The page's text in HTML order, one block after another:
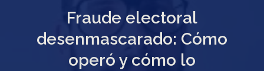
Fraude electoral
desenmascarado: Cómo
operó y cómo lo